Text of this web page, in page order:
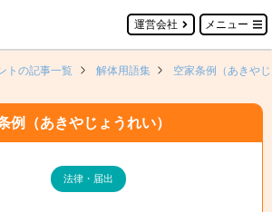
運営会社 メニュー
トの記事一覧 解体用語集 空家条例（あきや
例（あきやじょうれい）
法律・届出